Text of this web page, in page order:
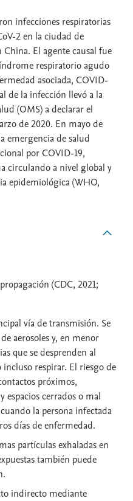
infecciones respiratorias
2 en la ciudad de
El agente causal fue
respiratorio agudo
asociada, COVID-
de la infección llevó a la
(OMS) a declarar el
de 2020. En mayo de
emergencia de salud
por COVID-19,
circulando a nivel global y
epidemiológica (WHO,
(CDC, 2021;
vía de transmisión. Se
aerosoles y, en menor
que se desprenden al
respirar. El riesgo de
próximos,
espacios cerrados o mal
la persona infectada
días de enfermedad.
partículas exhaladas en
también puede
indirecto mediante